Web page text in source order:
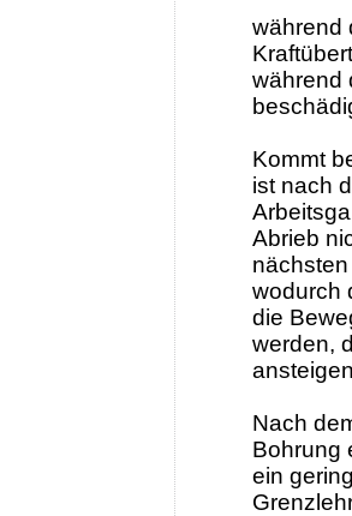
während
während
Kommt
ist nach
Abrieb
wodurch
die
werden,
Nach
Bohrung
ein